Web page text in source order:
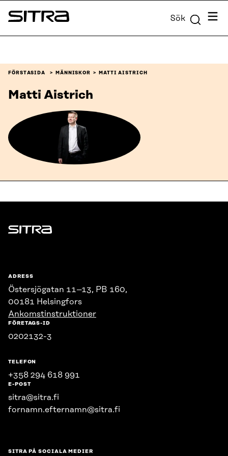
Skip to
content
Sitra Sök Meny
FÖRSTASIDA MÄNNISKOR MATTI AISTRICH
Matti Aistrich
Sitra
ADRESS
Östersjögatan 11–13, PB 160,
00181 Helsingfors
Ankomstinstruktioner
FÖRETAGS-ID
0202132-3
TELEFON
+358 294 618 991
E-POST
sitra@sitra.fi
fornamn.efternamn@sitra.fi
SITRA PÅ SOCIALA MEDIER